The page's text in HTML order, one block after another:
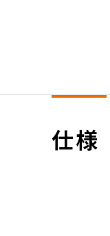
仕様